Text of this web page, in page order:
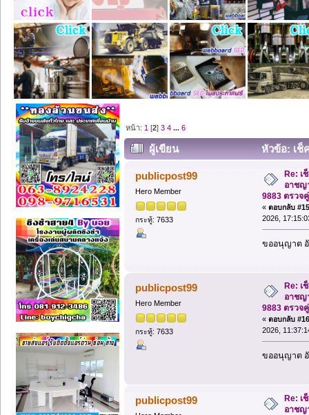
หน้า: 1 [2]3 4 ...6
ผู้เขียน
หัวข้อ: เช็
9883 ตรวจคู่ค้าธุรกิจ @bds.service (อ่
publicpost99
Hero Member
กระทู้: 7633
Re: เ
อาชญ
9883 ตรวจ
« ตอบกลับ
2026,
ขออนุญาต
publicpost99
Hero Member
กระทู้: 7633
Re: เ
อาชญ
9883 ตรวจ
« ตอบกลับ
2026,
ขออนุญาต
publicpost99
Re: เ
อาชญ